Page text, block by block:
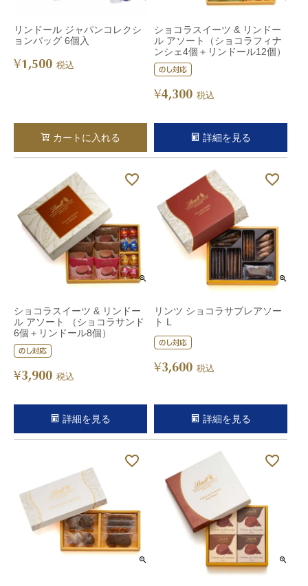
リンドール ジャパンコレクシ
ョンバッグ 6個入
¥1,500 税込
カートに入れる
ショコラスイーツ & リンドー
ル アソート（ショコラフィナ
ンシェ4個＋リンドール12個）
¥4,300 税込
詳細を見る
ショコラスイーツ & リンドー
ル アソート （ショコラサンド
6個＋リンドール8個）
¥3,900 税込
詳細を見る
リンツ ショコラサブレアソー
ト L
¥3,600 税込
詳細を見る